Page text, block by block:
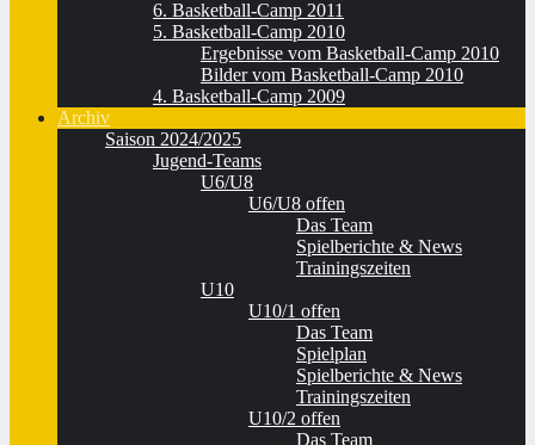
6. Basketball-Camp 2011
5. Basketball-Camp 2010
Ergebnisse vom Basketball-Camp 2010
Bilder vom Basketball-Camp 2010
4. Basketball-Camp 2009
Archiv
Saison 2024/2025
Jugend-Teams
U6/U8
U6/U8 offen
Das Team
Spielberichte & News
Trainingszeiten
U10
U10/1 offen
Das Team
Spielplan
Spielberichte & News
Trainingszeiten
U10/2 offen
Das Team